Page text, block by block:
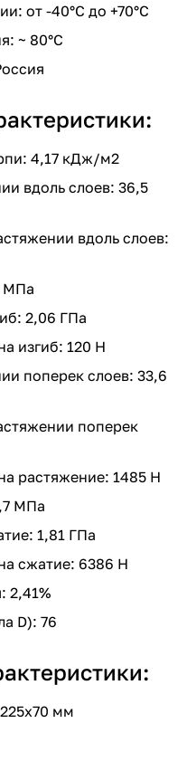
от -40°С до +70°С
~ 80°C
4,17 кДж/м2
вдоль слоев: 36,5
вдоль слоев:
МПа
2,06 ГПа
изгиб: 120 Н
поперек слоев: 33,6
поперек
растяжение: 1485 Н
МПа
1,81 ГПа
сжатие: 6386 Н
2,41%
D): 76
мм